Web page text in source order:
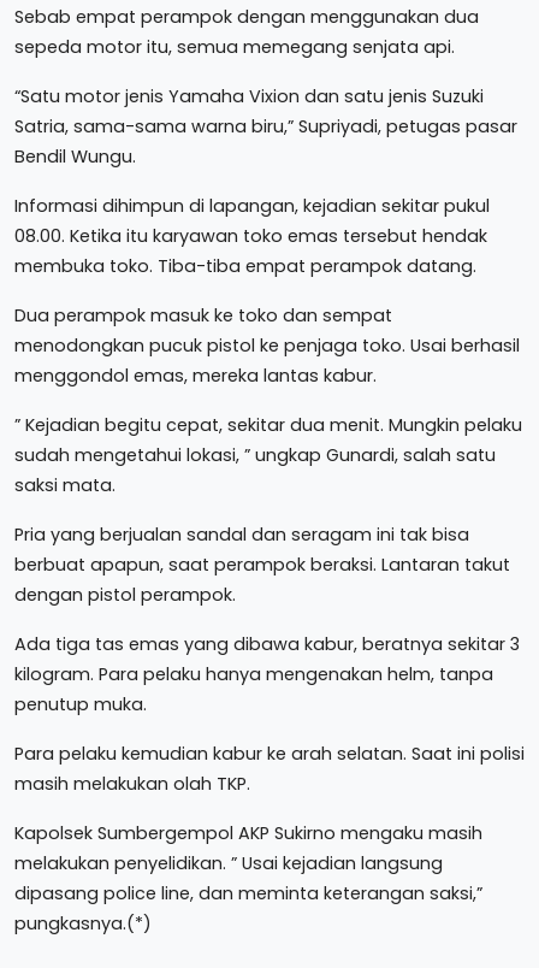
Sebab empat perampok dengan menggunakan dua
sepeda motor itu, semua memegang senjata api.
“Satu motor jenis Yamaha Vixion dan satu jenis Suzuki
Satria, sama-sama warna biru,” Supriyadi, petugas pasar
Bendil Wungu.
Informasi dihimpun di lapangan, kejadian sekitar pukul
08.00. Ketika itu karyawan toko emas tersebut hendak
membuka toko. Tiba-tiba empat perampok datang.
Dua perampok masuk ke toko dan sempat
menodongkan pucuk pistol ke penjaga toko. Usai berhasil
menggondol emas, mereka lantas kabur.
” Kejadian begitu cepat, sekitar dua menit. Mungkin pelaku
sudah mengetahui lokasi, ” ungkap Gunardi, salah satu
saksi mata.
Pria yang berjualan sandal dan seragam ini tak bisa
berbuat apapun, saat perampok beraksi. Lantaran takut
dengan pistol perampok.
Ada tiga tas emas yang dibawa kabur, beratnya sekitar 3
kilogram. Para pelaku hanya mengenakan helm, tanpa
penutup muka.
Para pelaku kemudian kabur ke arah selatan. Saat ini polisi
masih melakukan olah TKP.
Kapolsek Sumbergempol AKP Sukirno mengaku masih
melakukan penyelidikan. ” Usai kejadian langsung
dipasang police line, dan meminta keterangan saksi,”
pungkasnya.(*)